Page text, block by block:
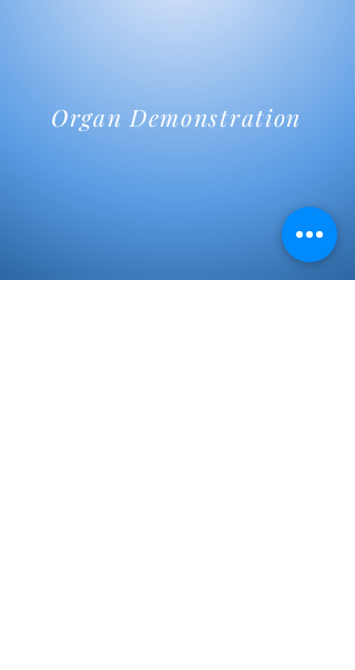
Organ Demonstration